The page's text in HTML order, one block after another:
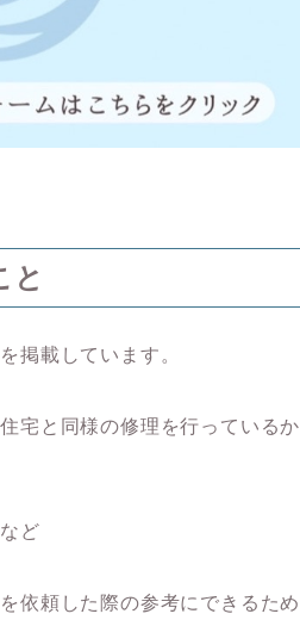
と
掲載しています。
宅と同様の修理を行っているか
ど
依頼した際の参考にできるため